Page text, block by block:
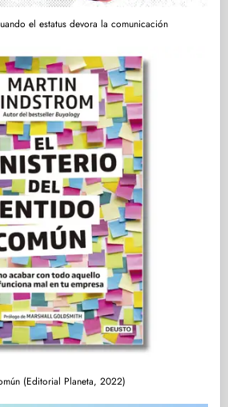
el estatus devora la comunicación
(Editorial Planeta, 2022)